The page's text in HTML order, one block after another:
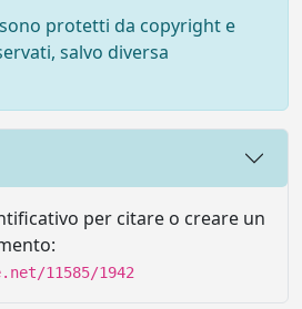
protetti da copyright e
salvo diversa
per citare o creare un
11585/1942